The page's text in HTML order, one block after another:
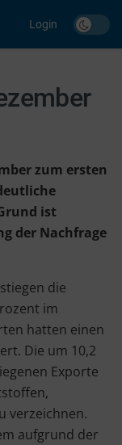
Login
zum ersten
ist
der Nachfrage
die
im
hatten einen
Die um 10,2
Exporte
verzeichnen.
aufgrund der